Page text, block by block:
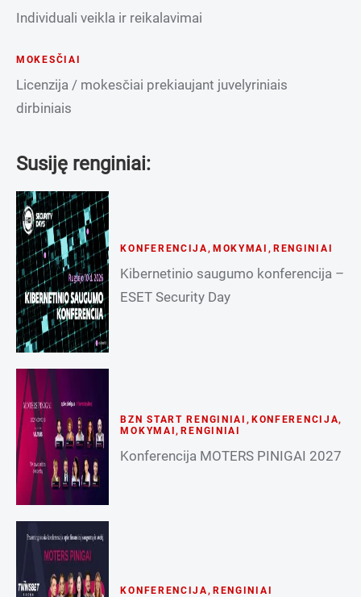
Individuali veikla ir reikalavimai
MOKESČIAI
Licenzija / mokesčiai prekiaujant juvelyriniais
dirbiniais
Susiję renginiai:
KONFERENCIJA, MOKYMAI , RENGINIAI
Kibernetinio saugumo konferencija –
ESET Security Day
BZN START RENGINIAI , KONFERENCIJA,
MOKYMAI, RENGINIAI
Konferencija MOTERS PINIGAI 2027
KONFERENCIJA, RENGINIAI